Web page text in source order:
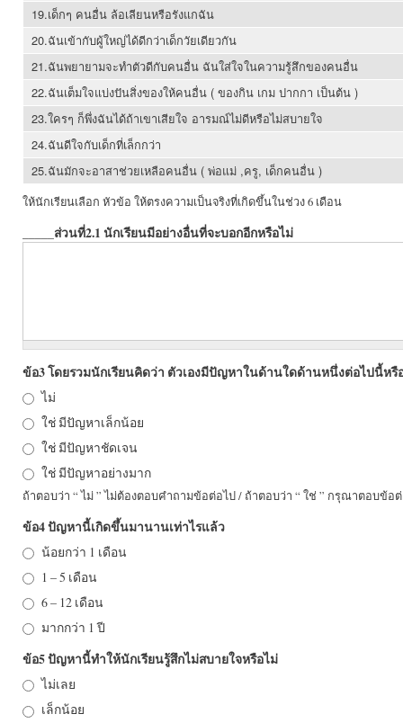
19.เด็กๆ คนอื่น ล้อเลียนหรือรังแกฉัน
20.ฉันเข้ากับผู้ใหญ่ได้ดีกว่าเด็กวัยเดียวกัน
21.ฉันพยายามจะทำตัวดีกับคนอื่น ฉันใส่ใจในความรู้สึกของคนอื่น
22.ฉันเต็มใจแบ่งปันสิ่งของให้คนอื่น ( ของกิน เกม ปากกา เป็นต้น )
23.ใครๆ ก็พึ่งฉันได้ถ้าเขาเสียใจ อารมณ์ไม่ดีหรือไม่สบายใจ
24.ฉันดีใจกับเด็กที่เล็กกว่า
25.ฉันมักจะอาสาช่วยเหลือคนอื่น ( พ่อแม่ ,ครู, เด็กคนอื่น )
ให้นักเรียนเลือก หัวข้อ ให้ตรงความเป็นจริงที่เกิดขึ้นในช่วง 6 เดือน
_____ส่วนที่2.1 นักเรียนมีอย่างอื่นที่จะบอกอีกหรือไม่
ข้อ3 โดยรวมนักเรียนคิดว่า ตัวเองมีปัญหาในด้านใดด้านหนึ่งต่อไปนี้ห
ไม่
ใช่ มีปัญหาเล็กน้อย
ใช่ มีปัญหาชัดเจน
ใช่ มีปัญหาอย่างมาก
ถ้าตอบว่า “ ไม่ ” ไม่ต้องตอบคำถามข้อต่อไป / ถ้าตอบว่า “ ใช่ ” กรุณาตอบข้อ
ข้อ4 ปัญหานี้เกิดขึ้นมานานเท่าไรแล้ว
น้อยกว่า 1 เดือน
1 – 5 เดือน
6 – 12 เดือน
มากกว่า 1 ปี
ข้อ5 ปัญหานี้ทำให้นักเรียนรู้สึกไม่สบายใจหรือไม่
ไม่เลย
เล็กน้อย